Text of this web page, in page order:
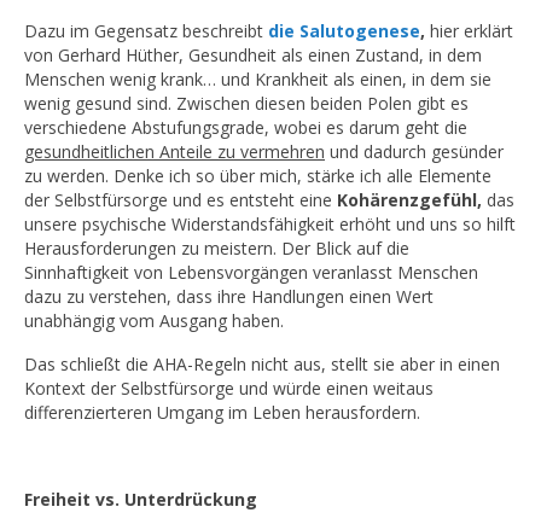
Dazu im Gegensatz beschreibt die Salutogenese, hier erklärt
von Gerhard Hüther, Gesundheit als einen Zustand, in dem
Menschen wenig krank… und Krankheit als einen, in dem sie
wenig gesund sind. Zwischen diesen beiden Polen gibt es
verschiedene Abstufungsgrade, wobei es darum geht die
gesundheitlichen Anteile zu vermehren und dadurch gesünder
zu werden. Denke ich so über mich, stärke ich alle Elemente
der Selbstfürsorge und es entsteht eine Kohärenzgefühl, das
unsere psychische Widerstandsfähigkeit erhöht und uns so hilft
Herausforderungen zu meistern. Der Blick auf die
Sinnhaftigkeit von Lebensvorgängen veranlasst Menschen
dazu zu verstehen, dass ihre Handlungen einen Wert
unabhängig vom Ausgang haben.
Das schließt die AHA-Regeln nicht aus, stellt sie aber in einen
Kontext der Selbstfürsorge und würde einen weitaus
differenzierteren Umgang im Leben herausfordern.
Freiheit vs. Unterdrückung